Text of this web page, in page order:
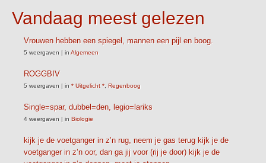
Vandaag meest gelezen
Vrouwen hebben een spiegel, mannen een pijl en boog.
5 weergaven | in Algemeen
ROGGBIV
5 weergaven | in * Uitgelicht * Regenboog
Single=spar, dubbel=den, legio=lariks
4 weergaven | in Biologie
kijk je de voetganger in z’n rug, neem je gas terug kijk je de
voetganger in z’n oor, dan ga jij voor (rij je door) kijk je de